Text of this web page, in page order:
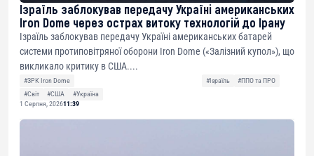
Ізраїль заблокував передачу Україні американських
Iron Dome через острах витоку технологій до Ірану
Ізраїль заблокував передачу Україні американських батарей
системи протиповітряної оборони Iron Dome («Залізний купол»), що
викликало критику в США....
#ЗРК Iron Dome #Ізраїль
#ППО та ПРО
#Світ
#США
#Україна
1 Серпня, 202611:39